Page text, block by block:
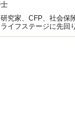
社会保険労務士。神戸市生まれ。 歳を重ね
イフステージに先回